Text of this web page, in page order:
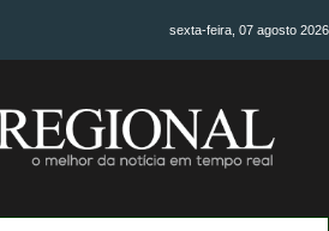
sexta-feira, 07 agosto 2026